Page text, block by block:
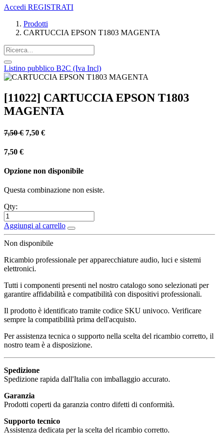
Accedi REGISTRATI
Prodotti
CARTUCCIA EPSON T1803 MAGENTA
Listino pubblico B2C (Iva Incl)
[11022] CARTUCCIA EPSON T1803
MAGENTA
7,50€ 7,50 €
7,50 €
Opzione non disponibile
Questa combinazione non esiste.
Qty:
Aggiungi al carrello
Non disponibile
Ricambio professionale per apparecchiature audio, luci e sistemi
elettronici.
Tutti i componenti presenti nel nostro catalogo sono selezionati per
garantire affidabilità e compatibilità con dispositivi professionali.
Il prodotto è identificato tramite codice SKU univoco. Verificare
sempre la compatibilità prima dell'acquisto.
Per assistenza tecnica o supporto nella scelta del ricambio corretto, il
nostro team è a disposizione.
Spedizione
Spedizione rapida dall'Italia con imballaggio accurato.
Garanzia
Prodotti coperti da garanzia contro difetti di conformità.
Supporto tecnico
Assistenza dedicata per la scelta del ricambio corretto.